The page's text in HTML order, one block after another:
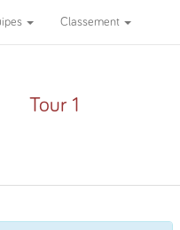
Classement
Tour 1